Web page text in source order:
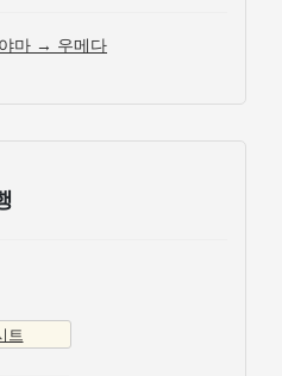
마 → 우메다
트